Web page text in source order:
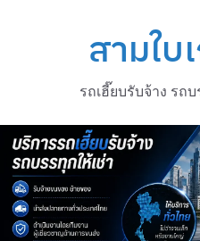
สามใบ
รถเฮี๊ยบรับจ้าง รถ